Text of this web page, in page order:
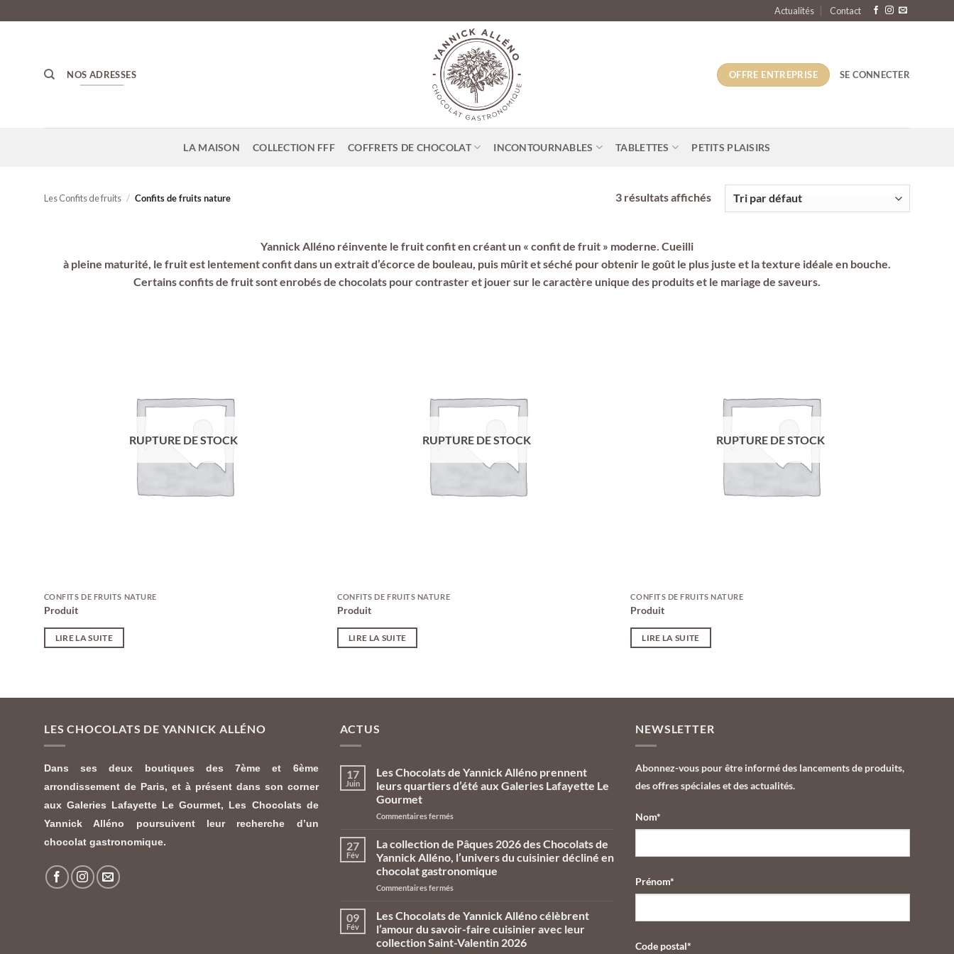
au
Actualités Contact
NOS ADRESSES OFFRE ENTREPRISE SE CONNECTER
LA MAISON COLLECTION FFF COFFRETS DE CHOCOLAT INCONTOURNABLES TABLETTES PETITS PLAISIRS
Les Confits de fruits / Confits de fruits nature 3 résultats affichés
Yannick Alléno réinvente le fruit confit en créant un « confit de fruit » moderne. Cueilli
à pleine maturité, le fruit est lentement confit dans un extrait d’écorce de bouleau, puis mûrit et séché pour obtenir le goût le plus juste et la texture idéale en bouche.
Certains confits de fruit sont enrobés de chocolats pour contraster et jouer sur le caractère unique des produits et le mariage de saveurs.
RUPTURE DE STOCK
CONFITS DE FRUITS NATURE
Produit
LIRE LA SUITE
RUPTURE DE STOCK
CONFITS DE FRUITS NATURE
Produit
LIRE LA SUITE
RUPTURE DE STOCK
CONFITS DE FRUITS NATURE
Produit
LIRE LA SUITE
LES CHOCOLATS DE YANNICK ALLÉNO
Dans ses deux boutiques des 7ème et 6ème
arrondissement de Paris, et à présent dans son corner
aux Galeries Lafayette Le Gourmet, Les Chocolats de
Yannick Alléno poursuivent leur recherche d’un
chocolat gastronomique.
ACTUS
17
Juin
Les Chocolats de Yannick Alléno prennent
leurs quartiers d’été aux Galeries Lafayette Le
Gourmet
Commentaires ferméssur
Chocolats
de
Yannick
Alléno
prennent
quartiers
d’été
aux
Galeries
27
Fév
La collection de Pâques 2026 des Chocolats de
Yannick Alléno, l’univers du cuisinier décliné en
chocolat gastronomique
Commentaires ferméssur
collection
Pâques
2026
09
Fév
Les Chocolats de Yannick Alléno célèbrent
l’amour du savoir-faire cuisinier avec leur
collection Saint-Valentin 2026
NEWSLETTER
Abonnez-vous pour être informé des lancements de produits,
des offres spéciales et des actualités.
Nom*
Prénom*
Code postal*